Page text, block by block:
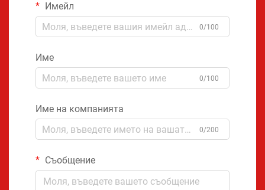
Имейл
0/100
Име
0/100
Име на компанията
0/200
Съобщение